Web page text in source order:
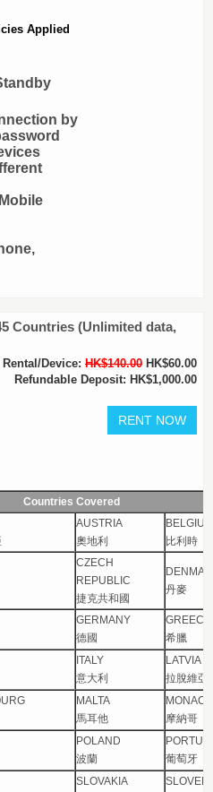
Applied
by
Countries (Unlimited data,
Rental/Device: HK$140.00 HK$60.00
Refundable Deposit: HK$1,000.00
Countries Covered
AUSTRIA
奧地利
比利時
CZECH
REPUBLIC
捷克共和國
丹麥
GERMANY
德國
GREECE
希臘
ITALY
意大利
LATVIA
拉脫維亞
MALTA
馬耳他
MONACO
摩納哥
POLAND
波蘭
葡萄牙
SLOVAKIA